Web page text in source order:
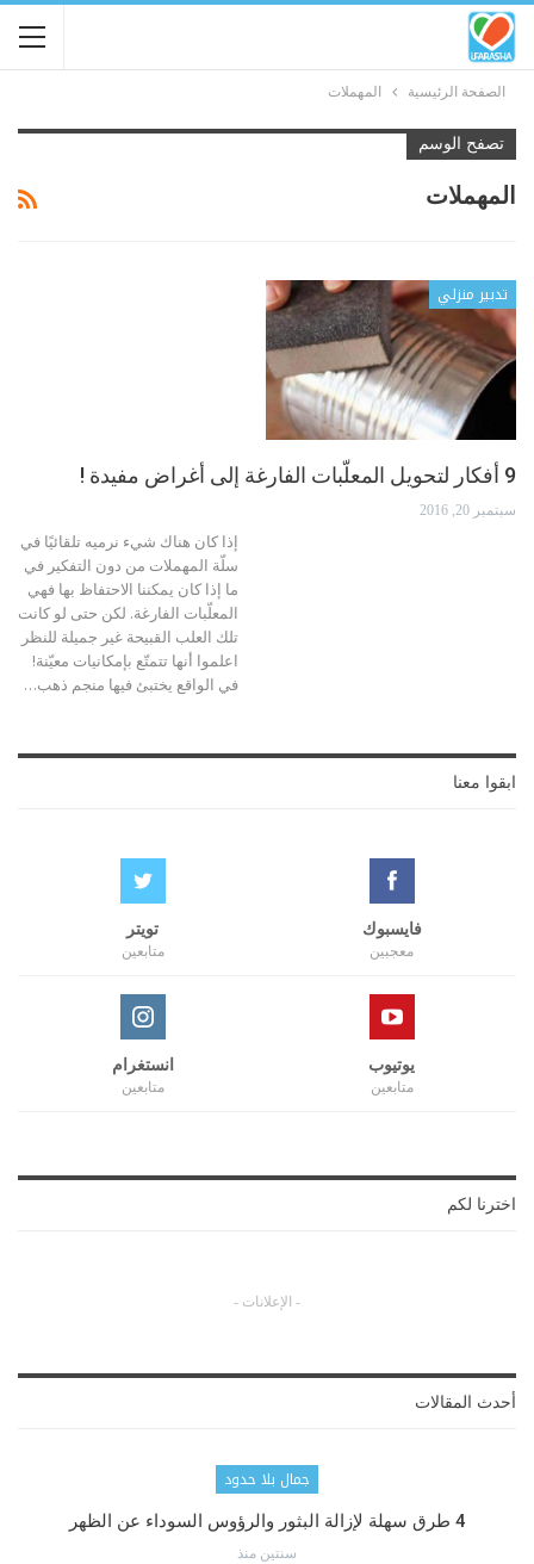
الصفحة الرئيسية المهملات
تصفح الوسم
المهملات
تدبير منزلي
9 أفكار لتحويل المعلّبات الفارغة إلى أغراض مفيدة !
سبتمبر 20, 2016
إذا كان هناك شيء نرميه تلقائيًا في
سلّة المهملات من دون التفكير في
ما إذا كان يمكننا الاحتفاظ بها فهي
المعلّبات الفارغة. لكن حتى لو كانت
تلك العلب القبيحة غير جميلة للنظر
اعلموا أنها تتمتّع بإمكانيات معيّنة!
في الواقع يختبئ فيها منجم ذهب…
ابقوا معنا
فايسبوك
معجبين
تويتر
متابعين
يوتيوب
متابعين
انستغرام
متابعين
اخترنا لكم
- الإعلانات -
أحدث المقالات
جمال بلا حدود
4 طرق سهلة لإزالة البثور والرؤوس السوداء عن الظهر
سنتين منذ